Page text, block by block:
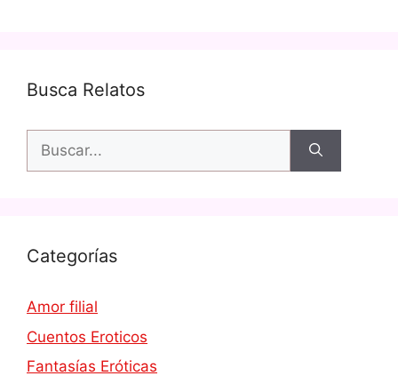
Busca Relatos
Buscar:
Categorías
Amor filial
Cuentos Eroticos
Fantasías Eróticas